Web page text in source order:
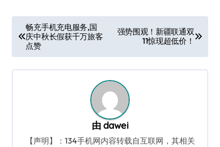
章
导
航
畅充手机充电服务,国
庆中秋长假获千万旅客
点赞
强势围观！新疆联通双
11惊现超低价！
由 dawei
【声明】：134手机网内容转载自互联网，其相关